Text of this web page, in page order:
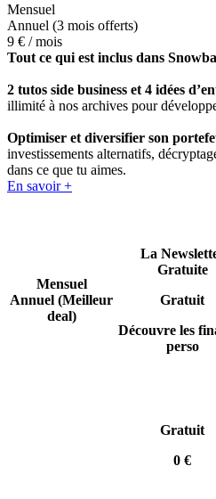
Mensuel
Annuel (3 mois offerts)
9 € / mois
Tout ce qui est inclus dans
2 tutos side business et 4 idées
illimité à nos archives pour
Optimiser et diversifier son
investissements alternatifs,
dans ce que tu aimes.
En savoir +
Mensuel
Annuel (Meilleur
deal)
La
Gratuite
Gratuit
Découvre les
perso
Gratuit
0 €